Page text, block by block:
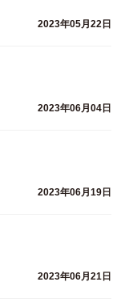
2023年05月22日
2023年06月04日
2023年06月19日
2023年06月21日